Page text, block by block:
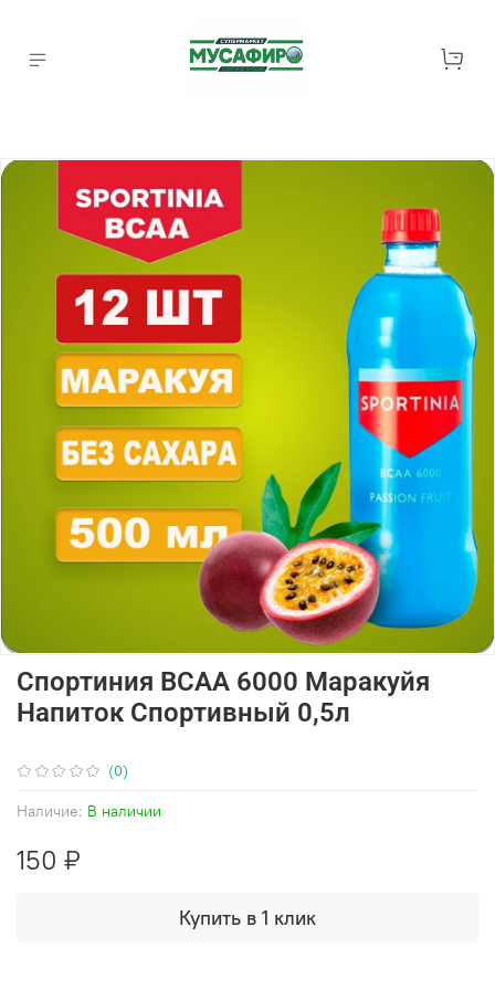
(0)
Наличие: В наличии
Спортиния ВСАА 6000 Маракуйя
Напиток Спортивный 0,5л
150 ₽
Купить в 1 клик